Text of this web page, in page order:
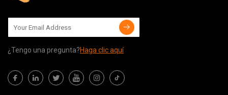
¿Tengo una pregunta?Haga clic aquí